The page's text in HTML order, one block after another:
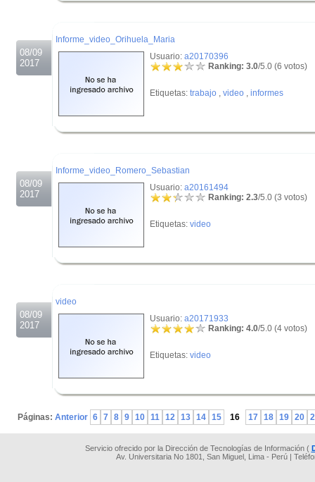
08/09
2017
Informe_video_Orihuela_Maria
Usuario: a20170396
Ranking: 3.0/5.0 (6 votos)
Etiquetas: trabajo , video , informes
08/09
2017
Informe_video_Romero_Sebastian
Usuario: a20161494
Ranking: 2.3/5.0 (3 votos)
Etiquetas: video
08/09
2017
video
Usuario: a20171933
Ranking: 4.0/5.0 (4 votos)
Etiquetas: video
Páginas: Anterior 6 7 8 9 10 11 12 13 14 15 16 17 18 19 20
Servicio ofrecido por la Dirección de Tecnologías de Información (
Av. Universitaria No 1801, San Miguel, Lima - Perú |